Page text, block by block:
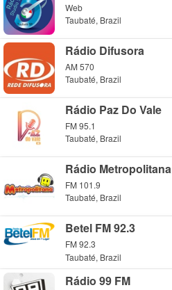
Web
Taubaté, Brazil
Rádio Difusora
AM 570
Taubaté, Brazil
Rádio Paz Do Vale
FM 95.1
Taubaté, Brazil
Rádio Metropolitana
FM 101.9
Taubaté, Brazil
Betel FM 92.3
FM 92.3
Taubaté, Brazil
Rádio 99 FM